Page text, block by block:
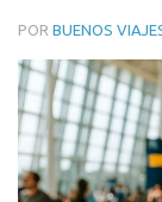
POR BUENOS